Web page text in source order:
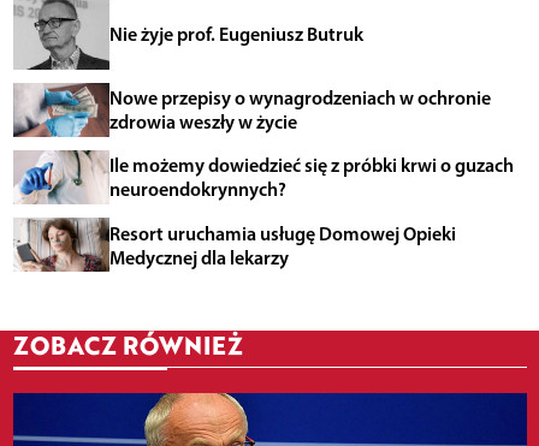
Nie żyje prof. Eugeniusz Butruk
Nowe przepisy o wynagrodzeniach w ochronie
zdrowia weszły w życie
Ile możemy dowiedzieć się z próbki krwi o guzach
neuroendokrynnych?
Resort uruchamia usługę Domowej Opieki
Medycznej dla lekarzy
ZOBACZ RÓWNIEŻ